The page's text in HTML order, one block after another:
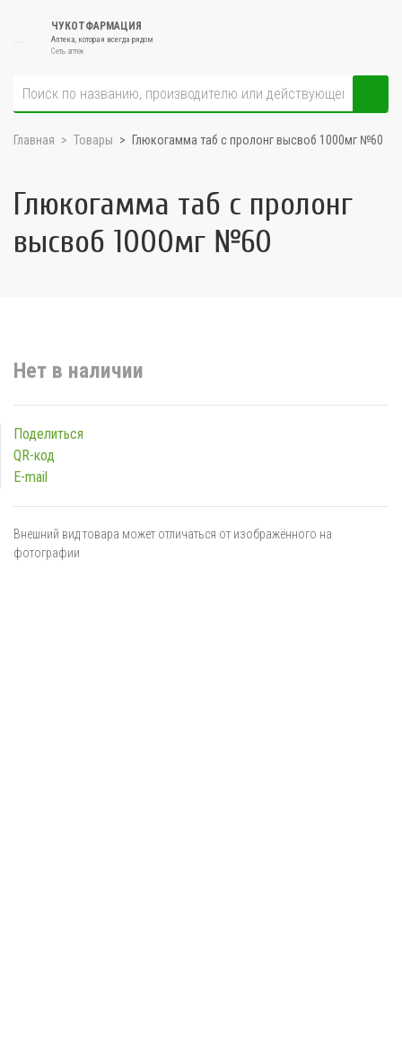
ЧУКОТФАРМАЦИЯ
Аптека, которая всегда рядом
Сеть аптек
Главная Товары Глюкогамма таб с пролонг высвоб 1000мг №60
Глюкогамма таб с пролонг
высвоб 1000мг №60
Нет в наличии
Поделиться
QR-код
E-mail
Внешний вид товара может отличаться от изображённого на
фотографии